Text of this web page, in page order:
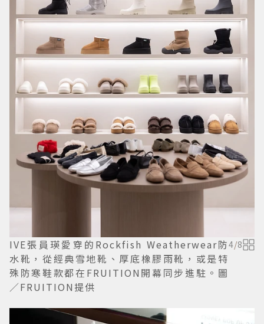
IVE張員瑛愛穿的Rockfish Weatherwear防
水靴，從經典雪地靴、厚底橡膠雨靴，或是特
殊防寒鞋款都在FRUITION開幕同步進駐。圖
／FRUITION提供
4/8